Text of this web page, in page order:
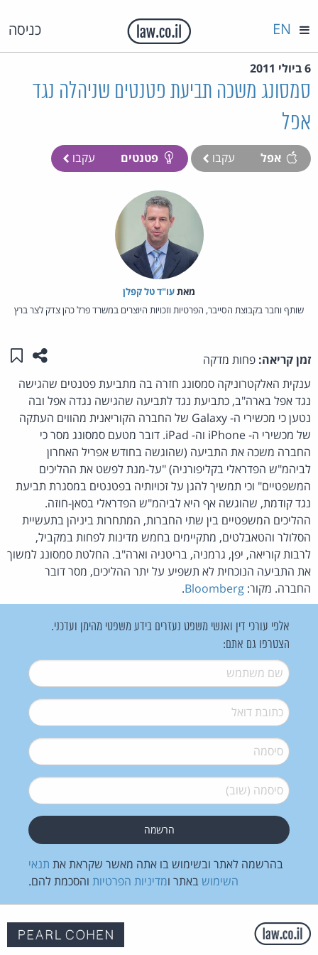
כניסה EN
6 ביולי 2011
סמסונג משכה תביעת פטנטים שניהלה נגד
אפל
אפל עקבו פטנטים עקבו
מאת‏עו"ד טל קפלן
שותף וחבר בקבוצת הסייבר, הפרטיות וזכויות היוצרים במשרד פרל כהן צדק לצר ברץ
זמן קריאה: פחות מדקה שתפו
ענקית האלקטרוניקה סמסונג חזרה בה מתביעת פטנטים שהגישה
נגד אפל בארה"ב, כתביעת נגד לתביעה שהגישה נגדה אפל ובה
נטען כי מכשירי ה- Galaxy של החברה הקוריאנית מהווים העתקה
של מכשירי ה- iPhone וה- iPad. דובר מטעם סמסונג מסר כי
החברה משכה את התביעה (שהוגשה בחודש אפריל האחרון
לביהמ"ש הפדראלי בקליפורניה) "על-מנת לפשט את ההליכים
המשפטיים" וכי תמשיך להגן על זכויותיה בפטנטים במסגרת תביעת
נגד קודמת, שהוגשה אף היא לביהמ"ש הפדראלי בסאן-חוזה.
ההליכים המשפטיים בין שתי החברות, המתחרות ביניהן בתעשיית
הסלולר והטאבלטים, מתקיימים בחמש מדינות לפחות במקביל,
לרבות קוריאה, יפן, גרמניה, בריטניה וארה"ב. החלטת סמסונג למשוך
את התביעה הנוכחית לא תשפיע על יתר ההליכים, מסר דובר
החברה. מקור: Bloomberg
.
אלפי עורכי דין ואנשי משפט נעזרים בידע משפטי מהימן ועדכני.
הצטרפו גם אתם:
שם משתמש*
דואל*
סיסמה*
סיסמה (שוב)*
בהרשמה לאתר ובשימוש בו אתה מאשר שקראת את תנאי
השימוש באתר ומדיניות הפרטיות והסכמת להם.